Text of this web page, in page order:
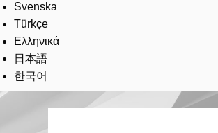
Svenska
Türkçe
Ελληνικά
日本語
한국어